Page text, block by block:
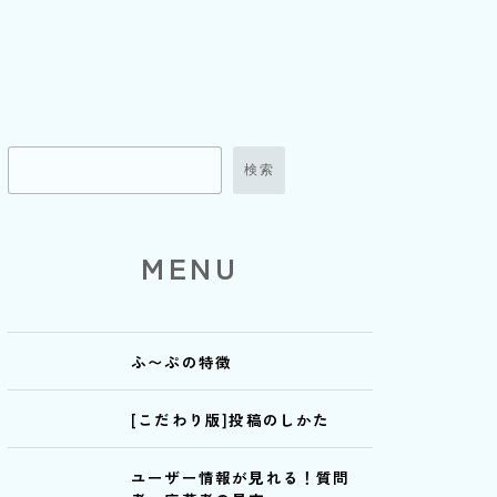
検索
MENU
ふ〜ぷの特徴
[こだわり版]投稿のしかた
ユーザー情報が見れる！質問